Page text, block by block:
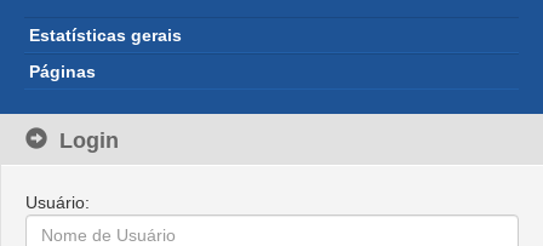
Estatísticas gerais
Páginas
Login
Usuário: